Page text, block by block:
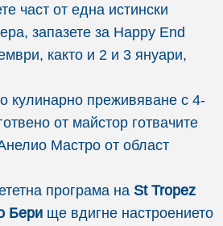
част от една истински
запазете за Happy End
както и 2 и 3 януари,
кулинарно преживяване с 4-
от майстор готвачите
Мастро от област
програма на St Tropez
Бери ще вдигне настроението